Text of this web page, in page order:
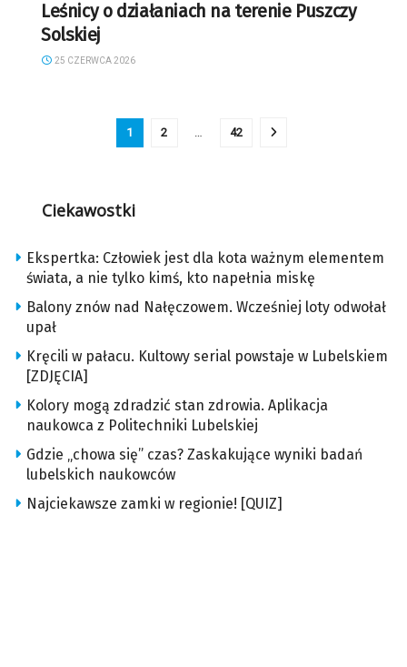
Leśnicy o działaniach na terenie Puszczy
Solskiej
25 CZERWCA 2026
1 2 … 42
Ciekawostki
Ekspertka: Człowiek jest dla kota ważnym elementem
świata, a nie tylko kimś, kto napełnia miskę
Balony znów nad Nałęczowem. Wcześniej loty odwołał
upał
Kręcili w pałacu. Kultowy serial powstaje w Lubelskiem
[ZDJĘCIA]
Kolory mogą zdradzić stan zdrowia. Aplikacja
naukowca z Politechniki Lubelskiej
Gdzie „chowa się” czas? Zaskakujące wyniki badań
lubelskich naukowców
Najciekawsze zamki w regionie! [QUIZ]